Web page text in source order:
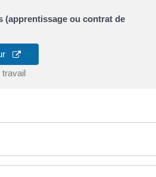
(apprentissage ou contrat de
(ouverture dans un nouvel onglet)
travail